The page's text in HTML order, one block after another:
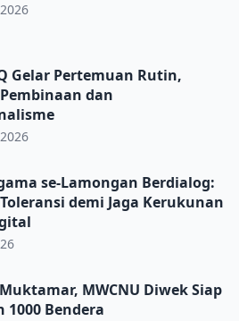
Rutin, Perkuat Pembinaan
Gelar Pertemuan Rutin,
dan
Berdialog: Perkuat
se-Lamongan Berdialog:
demi Jaga Kerukunan
Diwek Siap Kibarkan 1000
MWCNU Diwek Siap
1000 Bendera